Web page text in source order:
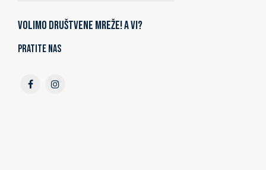
Volimo društvene mreže! A vi?
Pratite nas